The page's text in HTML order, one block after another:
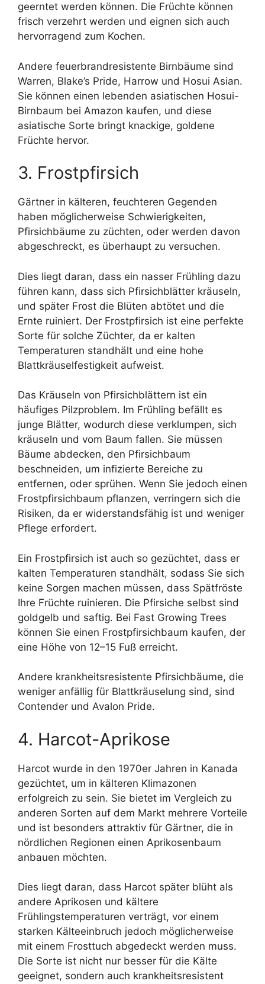
geerntet werden können. Die Früchte können
frisch verzehrt werden und eignen sich auch
hervorragend zum Kochen.
Andere feuerbrandresistente Birnbäume sind
Warren, Blake’s Pride, Harrow und Hosui Asian.
Sie können einen lebenden asiatischen Hosui-
Birnbaum bei Amazon kaufen, und diese
asiatische Sorte bringt knackige, goldene
Früchte hervor.
3. Frostpfirsich
Gärtner in kälteren, feuchteren Gegenden
haben möglicherweise Schwierigkeiten,
Pfirsichbäume zu züchten, oder werden davon
abgeschreckt, es überhaupt zu versuchen.
Dies liegt daran, dass ein nasser Frühling dazu
führen kann, dass sich Pfirsichblätter kräuseln,
und später Frost die Blüten abtötet und die
Ernte ruiniert. Der Frostpfirsich ist eine perfekte
Sorte für solche Züchter, da er kalten
Temperaturen standhält und eine hohe
Blattkräuselfestigkeit aufweist.
Das Kräuseln von Pfirsichblättern ist ein
häufiges Pilzproblem. Im Frühling befällt es
junge Blätter, wodurch diese verklumpen, sich
kräuseln und vom Baum fallen. Sie müssen
Bäume abdecken, den Pfirsichbaum
beschneiden, um infizierte Bereiche zu
entfernen, oder sprühen. Wenn Sie jedoch einen
Frostpfirsichbaum pflanzen, verringern sich die
Risiken, da er widerstandsfähig ist und weniger
Pflege erfordert.
Ein Frostpfirsich ist auch so gezüchtet, dass er
kalten Temperaturen standhält, sodass Sie sich
keine Sorgen machen müssen, dass Spätfröste
Ihre Früchte ruinieren. Die Pfirsiche selbst sind
goldgelb und saftig. Bei Fast Growing Trees
können Sie einen Frostpfirsichbaum kaufen, der
eine Höhe von 12–15 Fuß erreicht.
Andere krankheitsresistente Pfirsichbäume, die
weniger anfällig für Blattkräuselung sind, sind
Contender und Avalon Pride.
4. Harcot-Aprikose
Harcot wurde in den 1970er Jahren in Kanada
gezüchtet, um in kälteren Klimazonen
erfolgreich zu sein. Sie bietet im Vergleich zu
anderen Sorten auf dem Markt mehrere Vorteile
und ist besonders attraktiv für Gärtner, die in
nördlichen Regionen einen Aprikosenbaum
anbauen möchten.
Dies liegt daran, dass Harcot später blüht als
andere Aprikosen und kältere
Frühlingstemperaturen verträgt, vor einem
starken Kälteeinbruch jedoch möglicherweise
mit einem Frosttuch abgedeckt werden muss.
Die Sorte ist nicht nur besser für die Kälte
geeignet, sondern auch krankheitsresistent